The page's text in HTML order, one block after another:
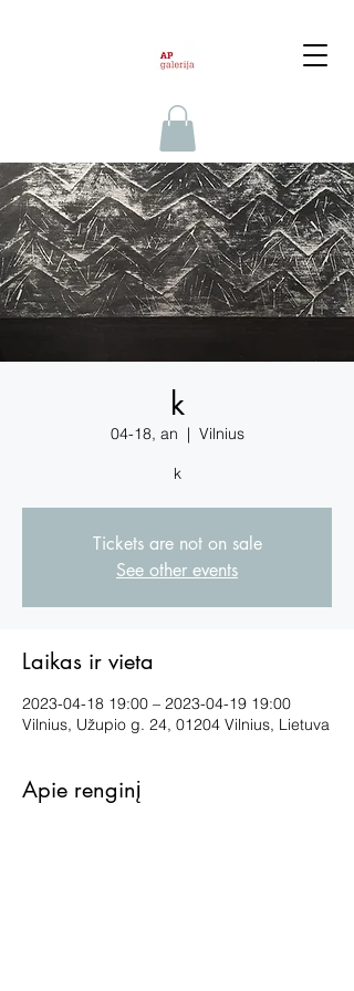
k
04-18, an
  |
Vilnius
k
Tickets are not on sale
See other events
Laikas ir vieta
2023-04-18 19:00 – 2023-04-19 19:00
Vilnius, Užupio g. 24, 01204 Vilnius, Lietuva
Apie renginį